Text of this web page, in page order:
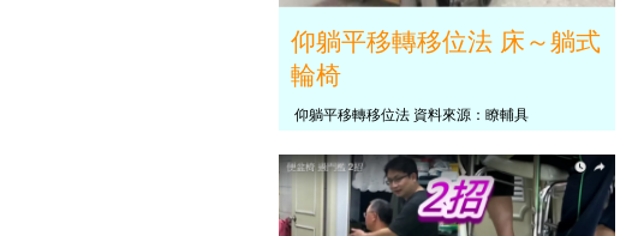
仰躺平移轉移位法 床～躺式
輪椅
仰躺平移轉移位法 資料來源：瞭輔具